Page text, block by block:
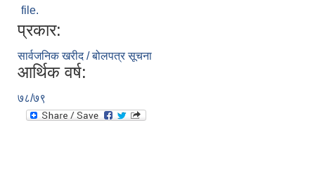
file.
प्रकार:
सार्वजनिक खरीद / बोलपत्र सूचना
आर्थिक वर्ष:
७८/७९